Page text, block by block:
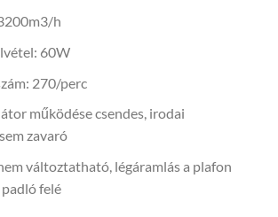
h
60W
270/perc
működése csendes, irodai
zavaró
változtatható, légáramlás a plafon
felé